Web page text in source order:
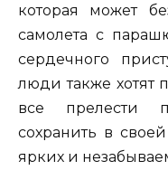
которая может
самолета с
сердечного
люди также хотят
все прелести
сохранить в
ярких и